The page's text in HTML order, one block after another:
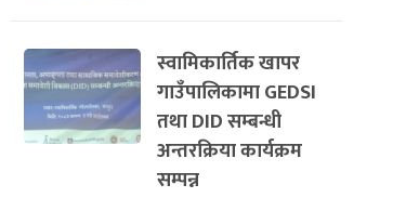
स्वामिकार्तिक खापर
गाउँपालिकामा GEDSI
तथा DID सम्बन्धी
अन्तरक्रिया कार्यक्रम
सम्पन्न